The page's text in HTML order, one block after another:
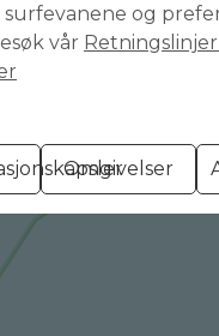
og
vår
Omgivelser